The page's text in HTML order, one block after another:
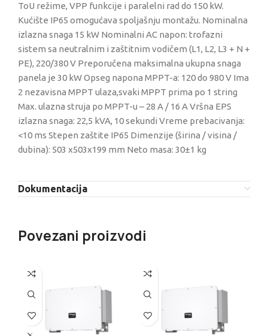
ToU režime, VPP funkcije i paralelni rad do 150 kW.
Kućište IP65 omogućava spoljašnju montažu. Nominalna
izlazna snaga 15 kW Nominalni AC napon: trofazni
sistem sa neutralnim i zaštitnim vodičem (L1, L2, L3 + N +
PE), 220/380 V Preporučena maksimalna ukupna snaga
panela je 30 kW Opseg napona MPPT-a: 120 do 980 V Ima
2 nezavisna MPPT ulaza,svaki MPPT prima po 1 string
Max. ulazna struja po MPPT-u – 28 A / 16 A Vršna EPS
izlazna snaga: 22,5 kVA, 10 sekundi Vreme prebacivanja:
<10 ms Stepen zaštite IP65 Dimenzije (širina / visina /
dubina): 503 x503x199 mm Neto masa: 30±1 kg
Dokumentacija
Povezani proizvodi